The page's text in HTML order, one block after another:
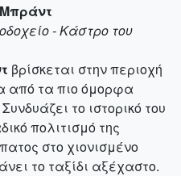
- Κάστρο του
βρίσκεται στην περιοχή
από τα πιο όμορφα
το ιστορικό του
πολιτισμό της
στο χιονισμένο
το ταξίδι αξέχαστο.